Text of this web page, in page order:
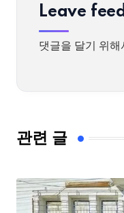
Leave
댓글을 달기 위해
관련 글